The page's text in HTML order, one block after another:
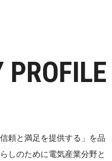
PROFILE
頼と満足を提供する」を品
しのために電気産業分野と